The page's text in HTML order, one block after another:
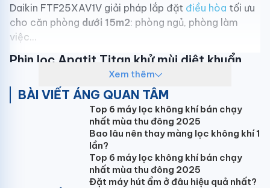
Daikin FTF25XAV1V giải pháp lắp đặt điều hòa tối ưu
cho căn phòng dưới 15m2: phòng ngủ, phòng làm
việc...
Phin lọc Apatit Titan khử mùi diệt khuẩn
Không chỉ làm lạnh nhanh, vận hành êm, thiết kế đẹp
máy điều hòa Daikin FTF25XAV1V trang bị phin
lọc Apatit Titan (tuổi thọ lên đến 03 năm nếu thực
hiện vệ sinh sáu tháng một lần) có thể vô hiệu hóa vi
khuẩn và virus. Mang lại không khí trong lành, sạch sẽ
bảo vệ sức khỏe những người thân yêu của Bạn.
Xem thêm
BÀI VIẾT ÁNG QUAN TÂM
Top 6 máy lọc không khí bán chạy
nhất mùa thu đông 2025
Bao lâu nên thay màng lọc không khí 1
lần?
Top 6 máy lọc không khí bán chạy
nhất mùa thu đông 2025
Đặt máy hút ẩm ở đâu hiệu quả nhất?